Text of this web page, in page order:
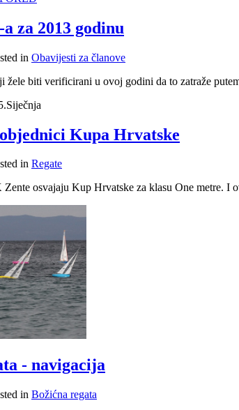
za 2013 godinu
in Obavijesti za članove
žele biti verificirani u ovoj godini da to zatraže
Kupa Hrvatske
in Regate
osvajaju Kup Hrvatske za klasu One metre.
- navigacija
in Božićna regata